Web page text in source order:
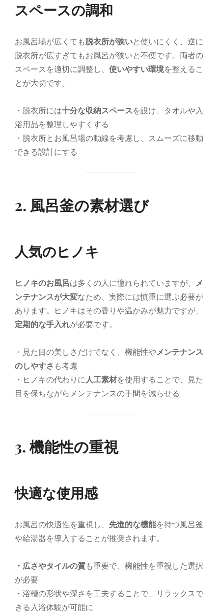
スペースの調和
お風呂場が広くても脱衣所が狭いと使いにくく、逆に
脱衣所が広すぎてもお風呂が狭いと不便です。両者の
スペースを適切に調整し、 使いやすい環境を整えるこ
とが大切です。
・脱衣所には十分な収納スペースを設け、タオルや入
浴用品を整理しやすくする
・脱衣所とお風呂場の動線を考慮し、スムーズに移動
できる設計にする
2. 風呂釜の素材選び
人気のヒノキ
ヒノキのお風呂は多くの人に憧れられていますが、 メ
ンテナンスが大変なため、実際には慎重に選ぶ必要が
あります。ヒノキはその香りや温かみが魅力ですが、
定期的な手入れが必要です。
・見た目の美しさだけでなく、機能性やメンテナンス
のしやすさ も考慮
・ヒノキの代わりに人工素材を使用することで、見た
目を保ちながらメンテナンスの手間を減らせる
3. 機能性の重視
快適な使用感
お風呂の快適性を重視し、 先進的な機能を持つ風呂釜
や給湯器を導入することが推奨されます。
・広さやタイルの質も重要で、機能性を重視した選択
が必要
・浴槽の形状や深さを工夫することで、リラックスで
きる入浴体験が可能に